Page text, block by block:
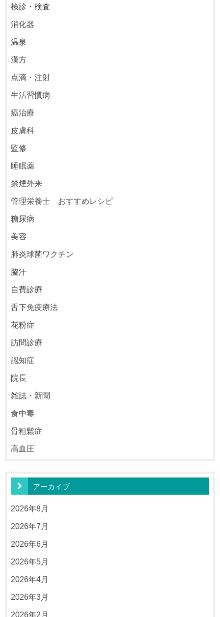
検診・検査
消化器
温泉
漢方
点滴・注射
生活習慣病
癌治療
皮膚科
監修
睡眠薬
禁煙外来
管理栄養士 おすすめレシピ
糖尿病
美容
肺炎球菌ワクチン
脇汗
自費診療
舌下免疫療法
花粉症
訪問診療
認知症
院長
雑誌・新聞
食中毒
骨粗鬆症
高血圧
アーカイブ
2026年8月
2026年7月
2026年6月
2026年5月
2026年4月
2026年3月
2026年2月